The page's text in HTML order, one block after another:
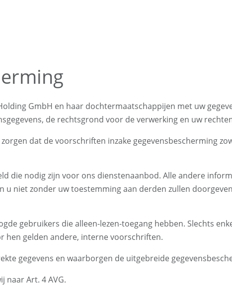
GmbH en haar dochtermaatschappijen met uw
de rechtsgrond voor de verwerking en uw
dat de voorschriften inzake gegevensbescherming
die nodig zijn voor ons dienstenaanbod. Alle andere
u niet zonder uw toestemming aan derden zullen
gebruikers die alleen-lezen-toegang hebben. Slechts
hen gelden andere, interne voorschriften.
gegevens en waarborgen de uitgebreide
naar Art. 4 AVG.